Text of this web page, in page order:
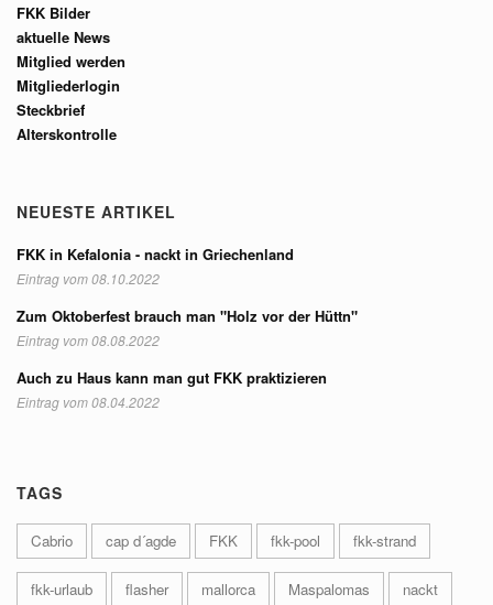
FKK Bilder
aktuelle News
Mitglied werden
Mitgliederlogin
Steckbrief
Alterskontrolle
NEUESTE ARTIKEL
FKK in Kefalonia - nackt in Griechenland
Eintrag vom 08.10.2022
Zum Oktoberfest brauch man "Holz vor der Hüttn"
Eintrag vom 08.08.2022
Auch zu Haus kann man gut FKK praktizieren
Eintrag vom 08.04.2022
TAGS
Cabrio cap d´agde FKK fkk-pool fkk-strand
fkk-urlaub flasher mallorca Maspalomas nackt